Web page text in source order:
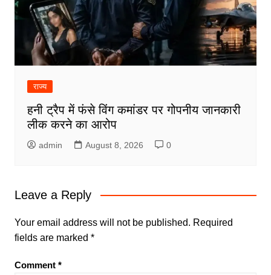
राज्य
हनी ट्रैप में फंसे विंग कमांडर पर गोपनीय जानकारी
लीक करने का आरोप
admin August 8, 2026 0
Leave a Reply
Your email address will not be published. Required
fields are marked *
Comment *